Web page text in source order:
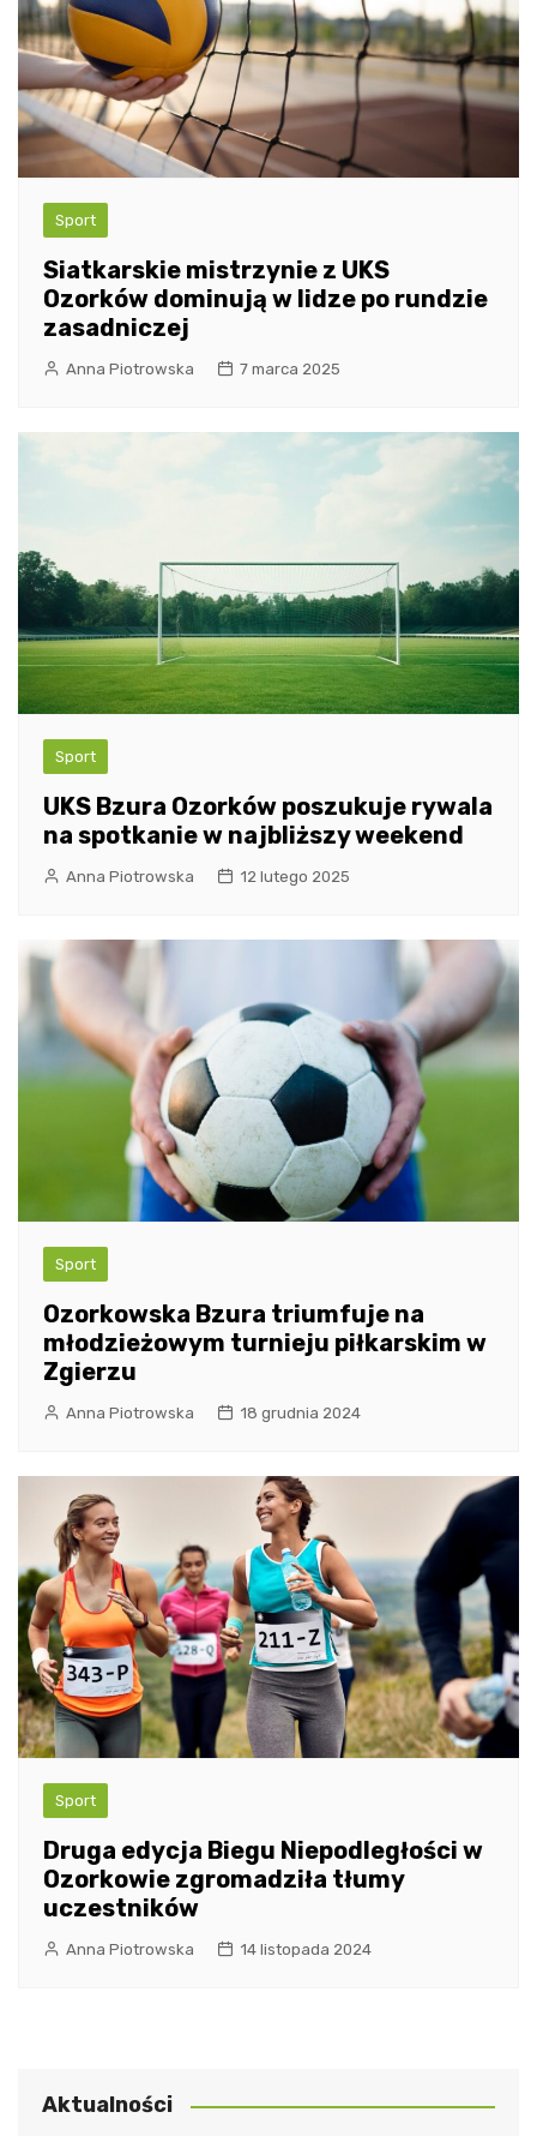
Sport
Siatkarskie mistrzynie z UKS
Ozorków dominują w lidze po rundzie
zasadniczej
Anna Piotrowska 7 marca 2025
Sport
UKS Bzura Ozorków poszukuje rywala
na spotkanie w najbliższy weekend
Anna Piotrowska 12 lutego 2025
Sport
Ozorkowska Bzura triumfuje na
młodzieżowym turnieju piłkarskim w
Zgierzu
Anna Piotrowska 18 grudnia 2024
Sport
Druga edycja Biegu Niepodległości w
Ozorkowie zgromadziła tłumy
uczestników
Anna Piotrowska 14 listopada 2024
Aktualności